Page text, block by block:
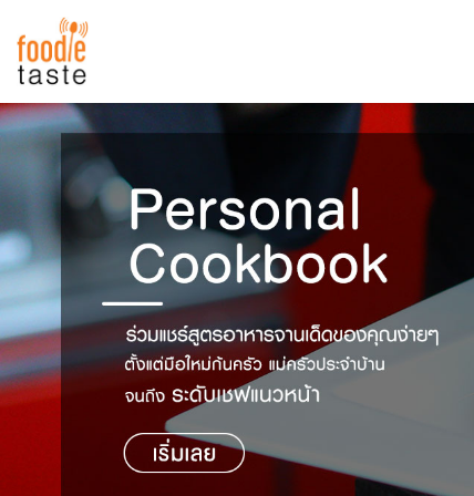
สูตรอาหาร
สูตรอาหารล่าสุด
Top Foodie
พาไปชิม
สารพันก้นครัว
เคล็ดลับน่ารู้
เปรียบเทียบหน่วยการตวง
เปรียบเทียบอุณหภูมิ
เปรียบเทียบน้ำหนักวัตถุดิบ
FoodPedia
สร้าง Cookbook